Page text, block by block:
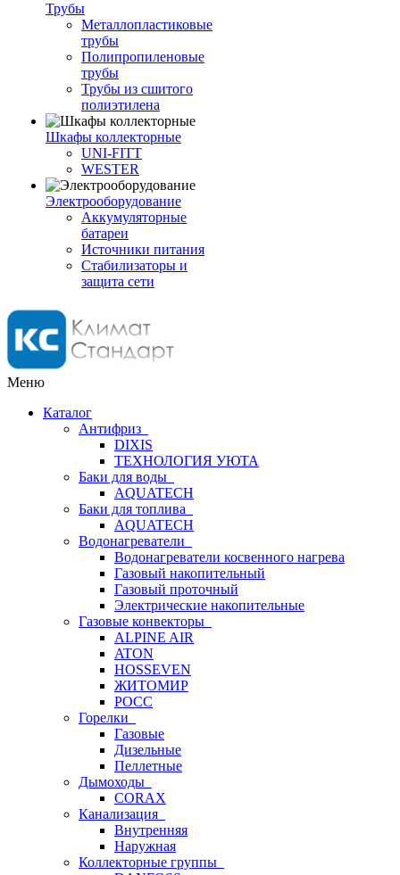
Трубы
Металлопластиковые
трубы
Полипропиленовые
трубы
Трубы из сшитого
полиэтилена
Шкафы коллекторные
UNI-FITT
WESTER
Электрооборудование
Аккумуляторные
батареи
Источники питания
Стабилизаторы и
защита сети
Меню
Каталог
Антифриз
DIXIS
ТЕХНОЛОГИЯ УЮТА
Баки для воды
AQUATECH
Баки для топлива
AQUATECH
Водонагреватели
Водонагреватели косвенного нагрева
Газовый накопительный
Газовый проточный
Электрические накопительные
Газовые конвекторы
ALPINE AIR
ATON
HOSSEVEN
ЖИТОМИР
РОСС
Горелки
Газовые
Дизельные
Пеллетные
Дымоходы
CORAX
Канализация
Внутренняя
Наружная
Коллекторные группы